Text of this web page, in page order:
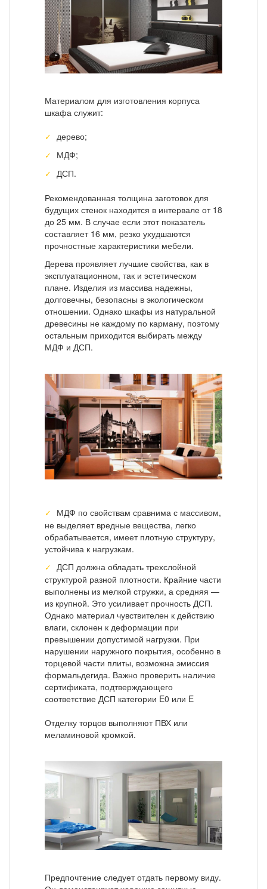
Материалом для изготовления корпуса
шкафа служит:
дерево;
МДФ;
ДСП.
Рекомендованная толщина заготовок для
будущих стенок находится в интервале от 18
до 25 мм. В случае если этот показатель
составляет 16 мм, резко ухудшаются
прочностные характеристики мебели.
Дерева проявляет лучшие свойства, как в
эксплуатационном, так и эстетическом
плане. Изделия из массива надежны,
долговечны, безопасны в экологическом
отношении. Однако шкафы из натуральной
древесины не каждому по карману, поэтому
остальным приходится выбирать между
МДФ и ДСП.
МДФ по свойствам сравнима с массивом,
не выделяет вредные вещества, легко
обрабатывается, имеет плотную структуру,
устойчива к нагрузкам.
ДСП должна обладать трехслойной
структурой разной плотности. Крайние части
выполнены из мелкой стружки, а средняя —
из крупной. Это усиливает прочность ДСП.
Однако материал чувствителен к действию
влаги, склонен к деформации при
превышении допустимой нагрузки. При
нарушении наружного покрытия, особенно в
торцевой части плиты, возможна эмиссия
формальдегида. Важно проверить наличие
сертификата, подтверждающего
соответствие ДСП категории E0 или E
Отделку торцов выполняют ПВХ или
меламиновой кромкой.
Предпочтение следует отдать первому виду.